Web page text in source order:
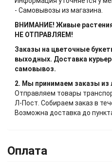
- Самовывозы из магазина.
ВНИМАНИЕ! Живые
НЕ ОТПРАВЛЯЕМ!
Заказы на цветочные
выходных. Доставка
самовывоз.
2. Мы принимаем заказы из
Отправляем товары
Л-Пост. Собираем заказ в
Возможна доставка до
Оплата